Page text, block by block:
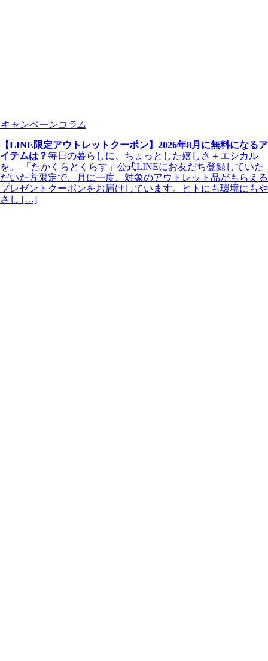
キャンペーンコラム
【LINE限定アウトレットクーポン】2026年8月に無料になるア
イテムは？毎日の暮らしに、ちょっとした嬉しさ＋エシカル
を。 「たかくらとくらす」公式LINEにお友だち登録していた
だいた方限定で、月に一度、対象のアウトレット品がもらえる
プレゼントクーポンをお届けしています。ヒトにも環境にもや
さし […]